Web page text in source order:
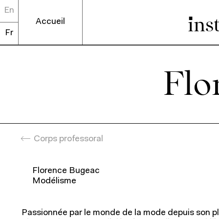
En
Fr
Accueil
Recherche
Entrez votre
Corps professoral
Florence Bugeac
Modélisme
Passionnée par le monde de la mode depuis son